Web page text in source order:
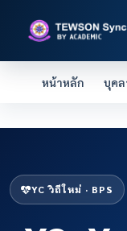
หน้าหลัก บุคล
YC วิถีใหม่ · BPS